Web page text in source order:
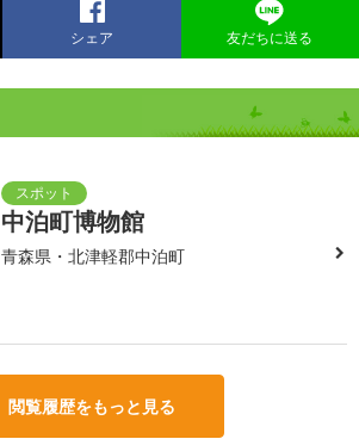
シェア 友だちに送る
中泊町博物館
青森県・北津軽郡中泊町
閲覧履歴をもっと見る